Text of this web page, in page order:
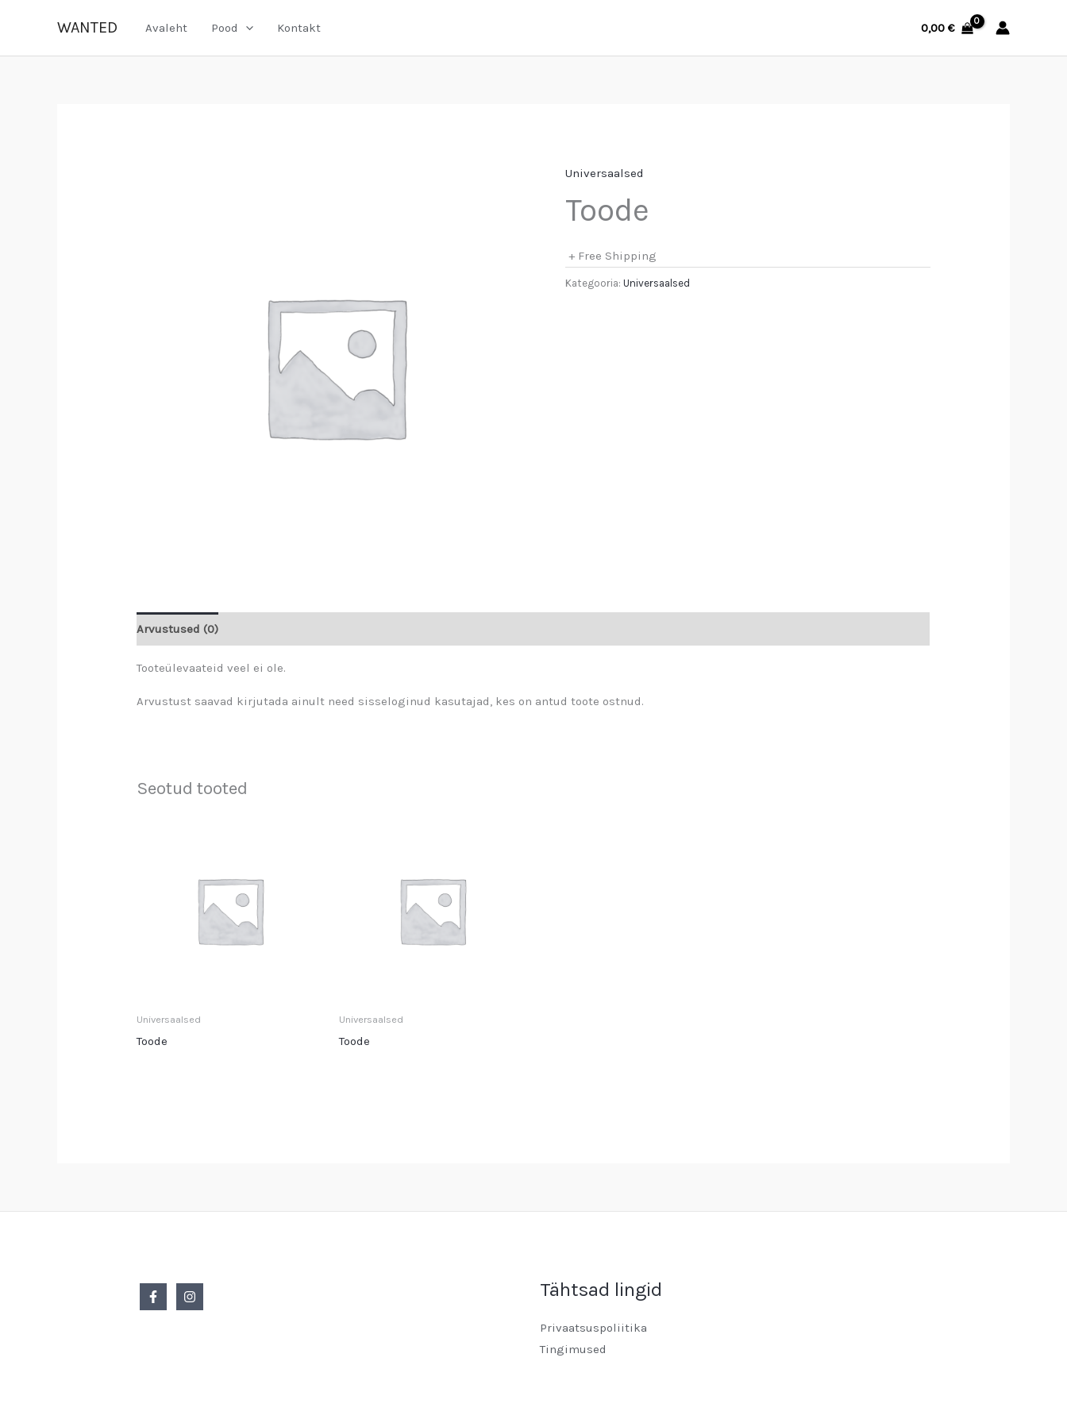
content
WANTED Avaleht Pood Kontakt 0,00 €
Universaalsed
Toode
+ Free Shipping
Kategooria: Universaalsed
Arvustused (0)
Tooteülevaateid veel ei ole.
Arvustust saavad kirjutada ainult need sisseloginud kasutajad, kes on antud toote ostnud.
Seotud tooted
Universaalsed
Toode
Universaalsed
Toode
Tähtsad lingid
Privaatsuspoliitika
Tingimused